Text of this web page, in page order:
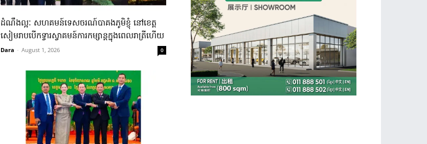
ដំណឹងល្អៈ សហគមន៍​ទេសចរណ៍​បាគង​ភូមិ​ខ្ញុំ ​នៅ​ខេត្ត
សៀមរាប​បើក​ទ្វារ​ស្វាគមន៍​ការ​​កម្សាន្ត​ក្នុង​ពេលរាត្រី​ហើយ​
Dara - August 1, 2026 0